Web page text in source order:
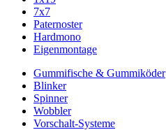
7x7
Paternoster
Hardmono
Eigenmontage
Gummifische & Gummiköder
Blinker
Spinner
Wobbler
Vorschalt-Systeme